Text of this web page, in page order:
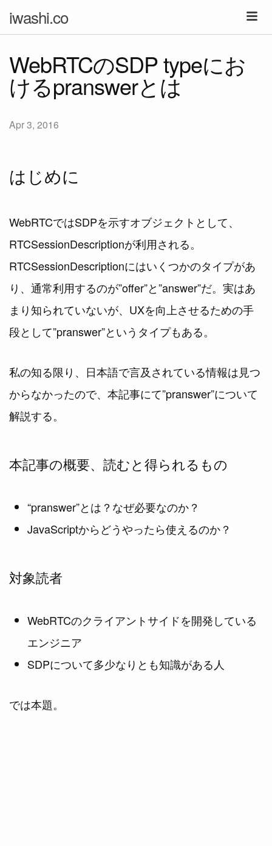
iwashi.co
WebRTCのSDP typeにお
けるpranswerとは
Apr 3, 2016
はじめに
WebRTCではSDPを示すオブジェクトとして、
RTCSessionDescriptionが利用される。
RTCSessionDescriptionにはいくつかのタイプがあ
り、通常利用するのが”offer”と”answer”だ。実はあ
まり知られていないが、UXを向上させるための手
段として”pranswer”というタイプもある。
私の知る限り、日本語で言及されている情報は見つ
からなかったので、本記事にて”pranswer”について
解説する。
本記事の概要、読むと得られるもの
“pranswer”とは？なぜ必要なのか？
JavaScriptからどうやったら使えるのか？
対象読者
WebRTCのクライアントサイドを開発している
エンジニア
SDPについて多少なりとも知識がある人
では本題。